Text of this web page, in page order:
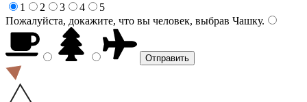
1
2 3 4
5
Пожалуйста, докажите, что вы человек, выбрав Чашку.